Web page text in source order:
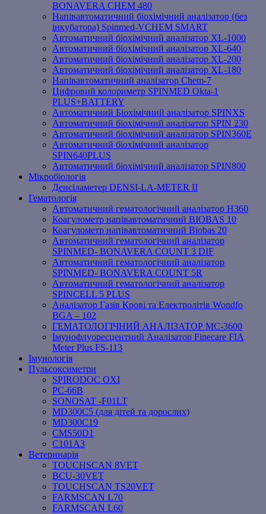
BONAVERA CHEM 480
Напівавтоматичний біохімічний аналізатор (без
інкубатора) Spinmed-VCHEM SMART
Автоматичний біохімічний аналізатор XL-1000
Автоматичний біохімічний аналізатор XL-640
Автоматичний біохімічний аналізатор XL-200
Автоматичний біохімічний аналізатор XL-180
Напівавтоматичний аналізатор Chem-7
Цифровий колориметр SPINMED Okta-1
PLUS+BATTERY
Автоматичний Біохімічний аналізатор SPINXS
Автоматичний біохімічний аналізатор SPIN 230
Автоматичний біохімічний аналізатор SPIN360E
Автоматичний біохімічний аналізатор
SPIN640PLUS
Автоматичний біохімічний аналізатор SPIN800
Мікробіологія
Денсіламетер DENSI-LA-METER ІІ
Гематологія
Автоматичний гематологічний аналізатор Н360
Коагулометр напівавтоматичний BIOBAS 10
Коагулометр напівавтоматичний Biobas 20
Автоматичний гематологічний аналізатор
SPINMED- BONAVERA COUNT 3 DIF
Автоматичний гематологічний аналізатор
SPINMED- BONAVERA COUNT 5R
Автоматичний гематологічний аналізатор
SPINCELL 5 PLUS
Аналізатор Газів Крові та Електролітів Wondfo
BGA – 102
ГЕМАТОЛОГІЧНИЙ АНАЛІЗАТОР MC-3600
Імунофлуоресцентний Аналізатор Finecare FIA
Meter Plus FS-113
Імунологія
Пульсоксиметри
SPIRODOC OXI
PC-66B
SONOSAT -F01LT
MD300C5 (для дітей та дорослих)
MD300C19
СMS50D1
С101A3
Ветеринарія
TOUCHSCAN 8VET
BCU-30VET
TOUCHSCAN TS20VET
FARMSCAN L70
FARMSCAN L60